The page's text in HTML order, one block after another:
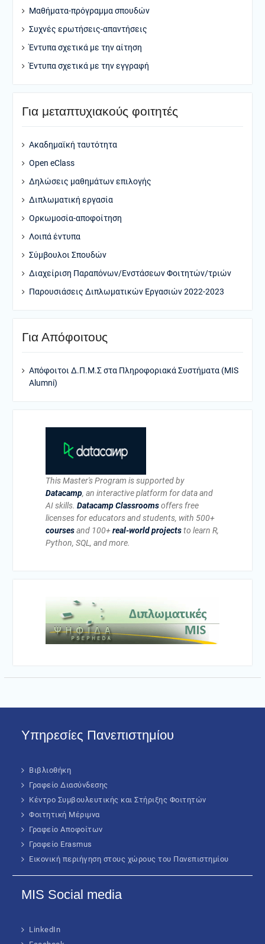
Μαθήματα-πρόγραμμα σπουδών
Συχνές ερωτήσεις-απαντήσεις
Έντυπα σχετικά με την αίτηση
Έντυπα σχετικά με την εγγραφή
Για μεταπτυχιακούς φοιτητές
Ακαδημαϊκή ταυτότητα
Open eClass
Δηλώσεις μαθημάτων επιλογής
Διπλωματική εργασία
Ορκωμοσία-αποφοίτηση
Λοιπά έντυπα
Σύμβουλοι Σπουδών
Διαχείριση Παραπόνων/Ενστάσεων Φοιτητών/τριών
Παρουσιάσεις Διπλωματικών Εργασιών 2022-2023
Για Απόφοιτους
Απόφοιτοι Δ.Π.Μ.Σ στα Πληροφοριακά Συστήματα (MIS
Alumni)
This Master's Program is supported by
Datacamp, an interactive platform for data and
AI skills. Datacamp Classroomsoffers free
licenses for educators and students, with 500+
coursesand 100+real-world projectsto learn R,
Python, SQL, and more.
Υπηρεσίες Πανεπιστημίου
Βιβλιοθήκη
Γραφείο Διασύνδεσης
Κέντρο Συμβουλευτικής και Στήριξης Φοιτητών
Φοιτητική Μέριμνα
Γραφείο Αποφοίτων
Γραφείο Erasmus
Εικονική περιήγηση στους χώρους του Πανεπιστημίου
MIS Social media
LinkedIn